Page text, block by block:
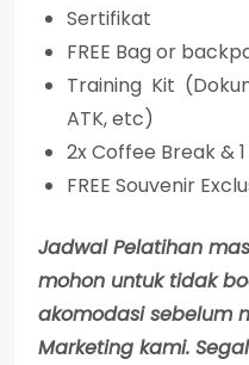
Sertifikat
FREE Bag or
Training Kit
ATK, etc)
2x Coffee Break &
FREE Souvenir
Jadwal Pelatihan
mohon untuk tidak
akomodasi sebelum
Marketing kami.